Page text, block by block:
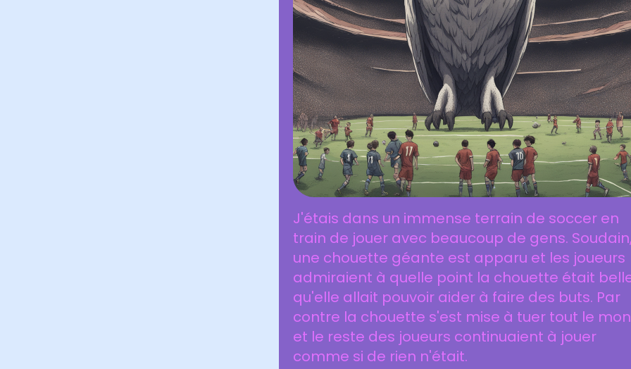
J'étais dans un immense terrain de soccer en
train de jouer avec beaucoup de gens. Soudain,
une chouette géante est apparu et les joueurs
admiraient à quelle point la chouette était
qu'elle allait pouvoir aider à faire des buts. Par
contre la chouette s'est mise à tuer tout le
et le reste des joueurs continuaient à jouer
comme si de rien n'était.